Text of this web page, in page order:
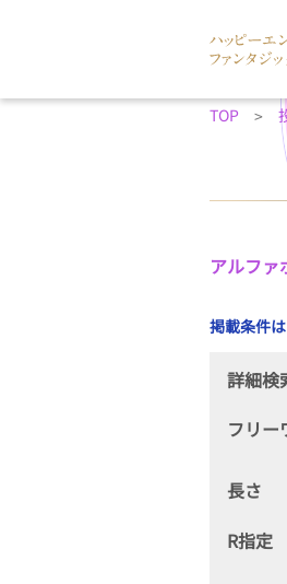
TOP
アルファ
掲載条件
詳細検
フリー
長さ
R指定